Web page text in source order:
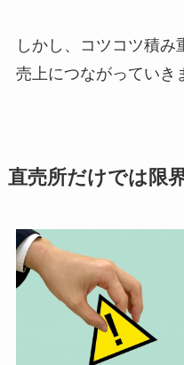
しかし、コツコツ積み
売上につながっていき
直売所だけでは限